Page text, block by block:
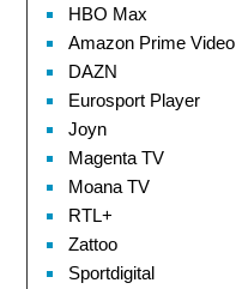
HBO Max
Amazon Prime Video
DAZN
Eurosport Player
Joyn
Magenta TV
Moana TV
RTL+
Zattoo
Sportdigital